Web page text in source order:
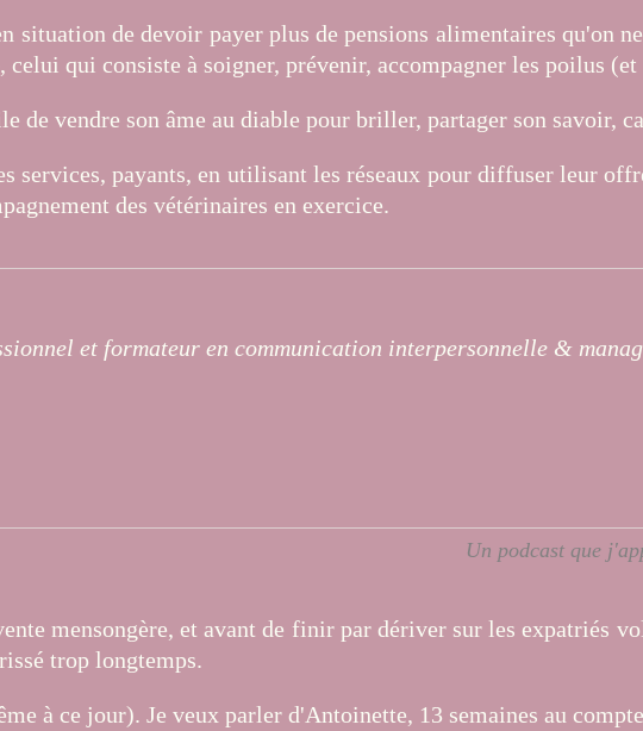
de devoir payer plus de pensions alimentaires
qui consiste à soigner, prévenir, accompagner les poilus
vendre son âme au diable pour briller, partager son savoir,
payants, en utilisant les réseaux pour diffuser leur
des vétérinaires en exercice.
et formateur en communication interpersonnelle &
Un podcast que
mensongère, et avant de finir par dériver sur les
trop longtemps.
à ce jour). Je veux parler d'Antoinette, 13 semaines au